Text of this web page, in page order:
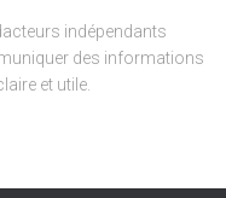
indépendants
des informations
et utile.